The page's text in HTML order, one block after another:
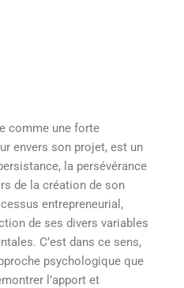
comme une forte
envers son projet, est un
la persévérance
de la création de son
entrepreneurial,
de ses divers variables
C’est dans ce sens,
psychologique que
l’apport et